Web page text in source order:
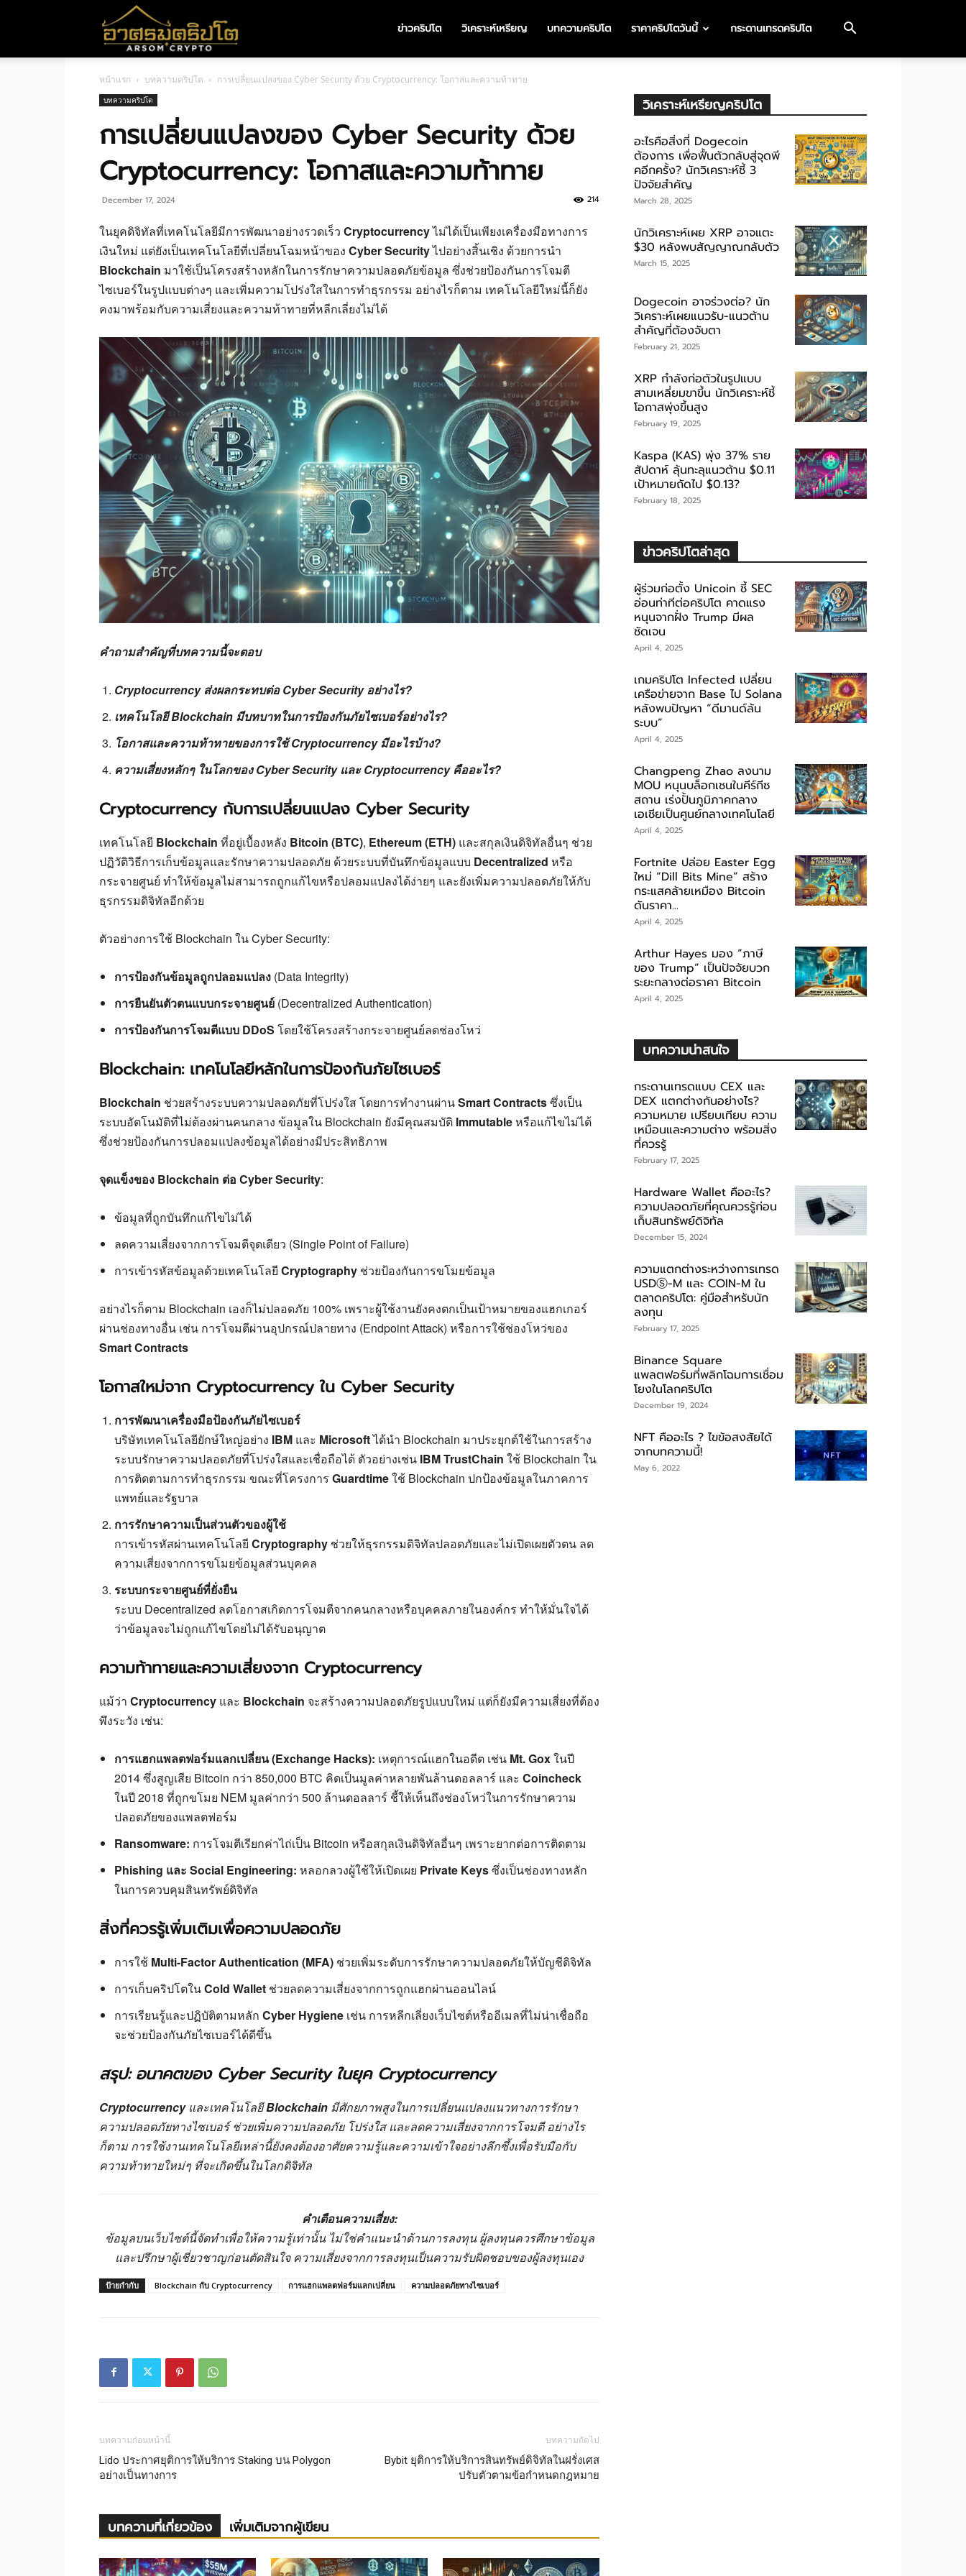
ศร
มค
ปโต
ข่าวคริปโต วิเคราะห์เหรียญ บทความคริปโต ราคาคริปโตวันนี้ กระดานเทรดคริปโต
หน้าแรก บทความคริปโต การเปลี่ยนแปลงของ Cyber Security ด้วย Cryptocurrency: โอกาสและความท้าทาย
บทความคริปโต
การเปลี่ยนแปลงของ Cyber Security ด้วย
Cryptocurrency: โอกาสและความท้าทาย
December 17, 2024 214
ในยุคดิจิทัลที่เทคโนโลยีมีการพัฒนาอย่างรวดเร็ว Cryptocurrencyไม่ได้เป็นเพียงเครื่องมือทางการ
เงินใหม่ แต่ยังเป็นเทคโนโลยีที่เปลี่ยนโฉมหน้าของ Cyber Securityไปอย่างสิ้นเชิง ด้วยการนำ
Blockchain มาใช้เป็นโครงสร้างหลักในการรักษาความปลอดภัยข้อมูล ซึ่งช่วยป้องกันการโจมตี
ไซเบอร์ในรูปแบบต่างๆ และเพิ่มความโปร่งใสในการทำธุรกรรม อย่างไรก็ตาม เทคโนโลยีใหม่นี้ก็ยัง
คงมาพร้อมกับความเสี่ยงและความท้าทายที่หลีกเลี่ยงไม่ได้
คำถามสำคัญที่บทความนี้จะตอบ
Cryptocurrency ส่งผลกระทบต่อ Cyber Security อย่างไร?
เทคโนโลยี Blockchain มีบทบาทในการป้องกันภัยไซเบอร์อย่างไร?
โอกาสและความท้าทายของการใช้ Cryptocurrency มีอะไรบ้าง?
ความเสี่ยงหลักๆ ในโลกของ Cyber Security และ Cryptocurrency คืออะไร?
Cryptocurrency กับการเปลี่ยนแปลง Cyber Security
เทคโนโลยี Blockchain ที่อยู่เบื้องหลัง Bitcoin (BTC), Ethereum (ETH) และสกุลเงินดิจิทัลอื่นๆ ช่วย
ปฏิวัติวิธีการเก็บข้อมูลและรักษาความปลอดภัย ด้วยระบบที่บันทึกข้อมูลแบบ Decentralized หรือ
กระจายศูนย์ ทำให้ข้อมูลไม่สามารถถูกแก้ไขหรือปลอมแปลงได้ง่ายๆ และยังเพิ่มความปลอดภัยให้กับ
ธุรกรรมดิจิทัลอีกด้วย
ตัวอย่างการใช้ Blockchain ใน Cyber Security:
การป้องกันข้อมูลถูกปลอมแปลง (Data Integrity)
การยืนยันตัวตนแบบกระจายศูนย์ (Decentralized Authentication)
การป้องกันการโจมตีแบบ DDoS โดยใช้โครงสร้างกระจายศูนย์ลดช่องโหว่
Blockchain: เทคโนโลยีหลักในการป้องกันภัยไซเบอร์
Blockchain ช่วยสร้างระบบความปลอดภัยที่โปร่งใส โดยการทำงานผ่านSmart Contractsซึ่งเป็น
ระบบอัตโนมัติที่ไม่ต้องผ่านคนกลาง ข้อมูลใน Blockchain ยังมีคุณสมบัติ Immutableหรือแก้ไขไม่ได้
ซึ่งช่วยป้องกันการปลอมแปลงข้อมูลได้อย่างมีประสิทธิภาพ
จุดแข็งของ Blockchain ต่อ Cyber Security:
ข้อมูลที่ถูกบันทึกแก้ไขไม่ได้
ลดความเสี่ยงจากการโจมตีจุดเดียว (Single Point of Failure)
การเข้ารหัสข้อมูลด้วยเทคโนโลยี Cryptography ช่วยป้องกันการขโมยข้อมูล
อย่างไรก็ตาม Blockchain เองก็ไม่ปลอดภัย 100% เพราะผู้ใช้งานยังคงตกเป็นเป้าหมายของแฮกเกอร์
ผ่านช่องทางอื่น เช่น การโจมตีผ่านอุปกรณ์ปลายทาง (Endpoint Attack) หรือการใช้ช่องโหว่ของ
Smart Contracts
โอกาสใหม่จาก Cryptocurrency ใน Cyber Security
การพัฒนาเครื่องมือป้องกันภัยไซเบอร์
บริษัทเทคโนโลยียักษ์ใหญ่อย่าง IBM และ Microsoftได้นำ Blockchain มาประยุกต์ใช้ในการสร้าง
ระบบรักษาความปลอดภัยที่โปร่งใสและเชื่อถือได้ ตัวอย่างเช่น IBM TrustChain ใช้ Blockchain ใน
การติดตามการทำธุรกรรม ขณะที่โครงการ Guardtimeใช้ Blockchain ปกป้องข้อมูลในภาคการ
แพทย์และรัฐบาล
การรักษาความเป็นส่วนตัวของผู้ใช้
การเข้ารหัสผ่านเทคโนโลยี Cryptography ช่วยให้ธุรกรรมดิจิทัลปลอดภัยและไม่เปิดเผยตัวตน ลด
ความเสี่ยงจากการขโมยข้อมูลส่วนบุคคล
ระบบกระจายศูนย์ที่ยั่งยืน
ระบบ Decentralized ลดโอกาสเกิดการโจมตีจากคนกลางหรือบุคคลภายในองค์กร ทำให้มั่นใจได้
ว่าข้อมูลจะไม่ถูกแก้ไขโดยไม่ได้รับอนุญาต
ความท้าทายและความเสี่ยงจาก Cryptocurrency
แม้ว่า Cryptocurrency และ Blockchain จะสร้างความปลอดภัยรูปแบบใหม่ แต่ก็ยังมีความเสี่ยงที่ต้อง
พึงระวัง เช่น:
การแฮกแพลตฟอร์มแลกเปลี่ยน (Exchange Hacks): เหตุการณ์แฮกในอดีต เช่น Mt. Goxในปี
2014 ซึ่งสูญเสีย Bitcoin กว่า 850,000 BTC คิดเป็นมูลค่าหลายพันล้านดอลลาร์ และ Coincheck
ในปี 2018 ที่ถูกขโมย NEM มูลค่ากว่า 500 ล้านดอลลาร์ ชี้ให้เห็นถึงช่องโหว่ในการรักษาความ
ปลอดภัยของแพลตฟอร์ม
Ransomware: การโจมตีเรียกค่าไถ่เป็น Bitcoin หรือสกุลเงินดิจิทัลอื่นๆ เพราะยากต่อการติดตาม
Phishing และ Social Engineering: หลอกลวงผู้ใช้ให้เปิดเผย Private Keysซึ่งเป็นช่องทางหลัก
ในการควบคุมสินทรัพย์ดิจิทัล
สิ่งที่ควรรู้เพิ่มเติมเพื่อความปลอดภัย
การใช้ Multi-Factor Authentication (MFA) ช่วยเพิ่มระดับการรักษาความปลอดภัยให้บัญชีดิจิทัล
การเก็บคริปโตในCold Wallet ช่วยลดความเสี่ยงจากการถูกแฮกผ่านออนไลน์
การเรียนรู้และปฏิบัติตามหลัก Cyber Hygiene เช่น การหลีกเลี่ยงเว็บไซต์หรืออีเมลที่ไม่น่าเชื่อถือ
จะช่วยป้องกันภัยไซเบอร์ได้ดีขึ้น
สรุป: อนาคตของ Cyber Security ในยุค Cryptocurrency
CryptocurrencyและเทคโนโลยีBlockchain มีศักยภาพสูงในการเปลี่ยนแปลงแนวทางการรักษา
ความปลอดภัยทางไซเบอร์ ช่วยเพิ่มความปลอดภัย โปร่งใส และลดความเสี่ยงจากการโจมตี อย่างไร
ก็ตาม การใช้งานเทคโนโลยีเหล่านี้ยังคงต้องอาศัยความรู้และความเข้าใจอย่างลึกซึ้งเพื่อรับมือกับ
ความท้าทายใหม่ๆ ที่จะเกิดขึ้นในโลกดิจิทัล
คำเตือนความเสี่ยง:
ข้อมูลบนเว็บไซต์นี้จัดทำเพื่อให้ความรู้เท่านั้น ไม่ใช่คำแนะนำด้านการลงทุน ผู้ลงทุนควรศึกษาข้อมูล
และปรึกษาผู้เชี่ยวชาญก่อนตัดสินใจ ความเสี่ยงจากการลงทุนเป็นความรับผิดชอบของผู้ลงทุนเอง
ป้ายกำกับ Blockchain กับ Cryptocurrency การแฮกแพลตฟอร์มแลกเปลี่ยน ความปลอดภัยทางไซเบอร์
บทความก่อนหน้านี้
Lido ประกาศยุติการให้บริการ Staking บน Polygon
อย่างเป็นทางการ
บทความถัดไป
Bybit ยุติการให้บริการสินทรัพย์ดิจิทัลในฝรั่งเศส
ปรับตัวตามข้อกำหนดกฎหมาย
บทความที่เกี่ยวข้อง เพิ่มเติมจากผู้เขียน
วิเคราะห์เหรียญคริปโต
อะไรคือสิ่งที่ Dogecoin
ต้องการ เพื่อฟื้นตัวกลับสู่จุดพี
คอีกครั้ง? นักวิเคราะห์ชี้ 3
ปัจจัยสำคัญ
March 28, 2025
นักวิเคราะห์เผย XRP อาจแตะ
$30 หลังพบสัญญาณกลับตัว
March 15, 2025
Dogecoin อาจร่วงต่อ? นัก
วิเคราะห์เผยแนวรับ-แนวต้าน
สำคัญที่ต้องจับตา
February 21, 2025
XRP กำลังก่อตัวในรูปแบบ
สามเหลี่ยมขาขึ้น นักวิเคราะห์ชี้
โอกาสพุ่งขึ้นสูง
February 19, 2025
Kaspa (KAS) พุ่ง 37% ราย
สัปดาห์ ลุ้นทะลุแนวต้าน $0.11
เป้าหมายถัดไป $0.13?
February 18, 2025
ข่าวคริปโตล่าสุด
ผู้ร่วมก่อตั้ง Unicoin ชี้ SEC
อ่อนท่าทีต่อคริปโต คาดแรง
หนุนจากฝั่ง Trump มีผล
ชัดเจน
April 4, 2025
เกมคริปโต Infected เปลี่ยน
เครือข่ายจาก Base ไป Solana
หลังพบปัญหา “ดีมานด์ล้น
ระบบ”
April 4, 2025
Changpeng Zhao ลงนาม
MOU หนุนบล็อกเชนในคีร์กีซ
สถาน เร่งปั้นภูมิภาคกลาง
เอเชียเป็นศูนย์กลางเทคโนโลยี
April 4, 2025
Fortnite ปล่อย Easter Egg
ใหม่ “Dill Bits Mine” สร้าง
กระแสคล้ายเหมือง Bitcoin
ดันราคา...
April 4, 2025
Arthur Hayes มอง “ภาษี
ของ Trump” เป็นปัจจัยบวก
ระยะกลางต่อราคา Bitcoin
April 4, 2025
บทความน่าสนใจ
กระดานเทรดแบบ CEX และ
DEX แตกต่างกันอย่างไร?
ความหมาย เปรียบเทียบ ความ
เหมือนและความต่าง พร้อมสิ่ง
ที่ควรรู้
February 17, 2025
Hardware Wallet คืออะไร?
ความปลอดภัยที่คุณควรรู้ก่อน
เก็บสินทรัพย์ดิจิทัล
December 15, 2024
ความแตกต่างระหว่างการเทรด
USDⓈ-M และ COIN-M ใน
ตลาดคริปโต: คู่มือสำหรับนัก
ลงทุน
February 17, 2025
Binance Square
แพลตฟอร์มที่พลิกโฉมการเชื่อม
โยงในโลกคริปโต
December 19, 2024
NFT คืออะไร ? ไขข้อสงสัยได้
จากบทความนี้!
May 6, 2022